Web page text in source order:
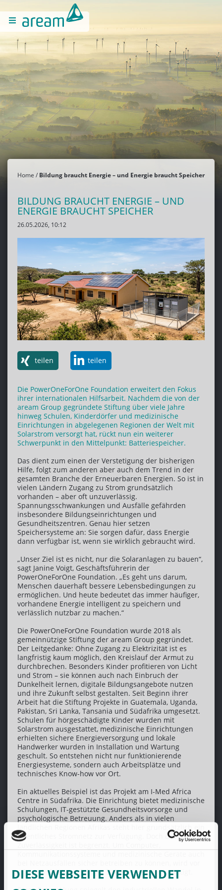
DIESE WEBSEITE VERWENDET
Home Bildung braucht Energie – und Energie braucht Speicher
BILDUNG BRAUCHT ENERGIE – UND
ENERGIE BRAUCHT SPEICHER
26.05.2026, 10:12
teilen teilen
Die PowerOneForOne Foundation erweitert den Fokus
ihrer internationalen Hilfsarbeit. Nachdem die von der
aream Group gegründete Stiftung über viele Jahre
hinweg Schulen, Kinderdörfer und medizinische
Einrichtungen in abgelegenen Regionen der Welt mit
Solarstrom versorgt hat, rückt nun ein weiterer
Schwerpunkt in den Mittelpunkt: Batteriespeicher.
Das dient zum einen der Verstetigung der bisherigen
Hilfe, folgt zum anderen aber auch dem Trend in der
gesamten Branche der Erneuerbaren Energien. So ist in
vielen Ländern Zugang zu Strom grundsätzlich
vorhanden – aber oft unzuverlässig.
Spannungsschwankungen und Ausfälle gefährden
insbesondere Bildungseinrichtungen und
Gesundheitszentren. Genau hier setzen
Speichersysteme an: Sie sorgen dafür, dass Energie
dann verfügbar ist, wenn sie wirklich gebraucht wird.
„Unser Ziel ist es nicht, nur die Solaranlagen zu bauen“,
sagt Janine Voigt, Geschäftsführerin der
PowerOneForOne Foundation. „Es geht uns darum,
Menschen dauerhaft bessere Lebensbedingungen zu
ermöglichen. Und heute bedeutet das immer häufiger,
vorhandene Energie intelligent zu speichern und
verlässlich nutzbar zu machen.“
Die PowerOneForOne Foundation wurde 2018 als
gemeinnützige Stiftung der aream Group gegründet.
Der Leitgedanke: Ohne Zugang zu Elektrizität ist es
langfristig kaum möglich, den Kreislauf der Armut zu
durchbrechen. Besonders Kinder profitieren von Licht
und Strom – sie können auch nach Einbruch der
Dunkelheit lernen, digitale Bildungsangebote nutzen
und ihre Zukunft selbst gestalten. Seit Beginn ihrer
Arbeit hat die Stiftung Projekte in Guatemala, Uganda,
Pakistan, Sri Lanka, Tansania und Südafrika umgesetzt.
Schulen für hörgeschädigte Kinder wurden mit
Solarstrom ausgestattet, medizinische Einrichtungen
erhielten sichere Energieversorgung und lokale
Handwerker wurden in Installation und Wartung
geschult. So entstehen nicht nur funktionierende
Energiesysteme, sondern auch Arbeitsplätze und
technisches Know-how vor Ort.
Ein aktuelles Beispiel ist das Projekt am I-Med Africa
Centre in Südafrika. Die Einrichtung bietet medizinische
Schulungen, IT-gestützte Gesundheitsvorsorge und
psychologische Betreuung. Anders als in vielen
öffentliches Stromnetz zur Verfügung. Doch dessen
Zuverlässigkeit ist begrenzt. Um Computer,
allem ein leistungsfähiger Batteriespeicher benötigt.